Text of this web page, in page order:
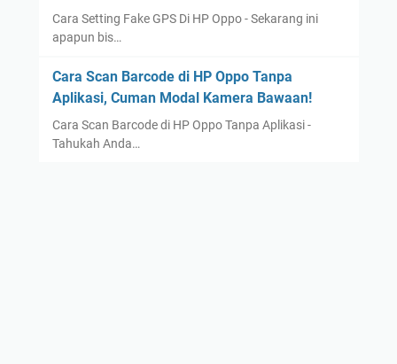
Cara Setting Fake GPS Di HP Oppo - Sekarang ini
apapun bis…
Cara Scan Barcode di HP Oppo Tanpa
Aplikasi, Cuman Modal Kamera Bawaan!
Cara Scan Barcode di HP Oppo Tanpa Aplikasi -
Tahukah Anda…